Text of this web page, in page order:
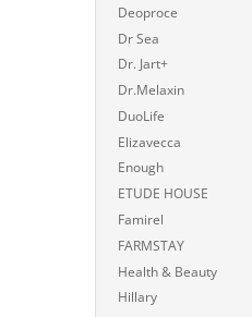
Deoproce
Dr Sea
Dr. Jart+
Dr.Melaxin
DuoLife
Elizavecca
Enough
ETUDE HOUSE
Famirel
FARMSTAY
Health & Beauty
Hillary